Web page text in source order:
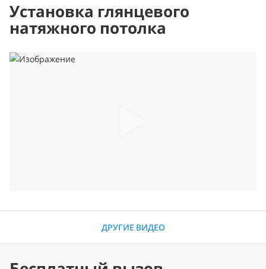
Установка глянцевого
натяжного потолка
ДРУГИЕ ВИДЕО